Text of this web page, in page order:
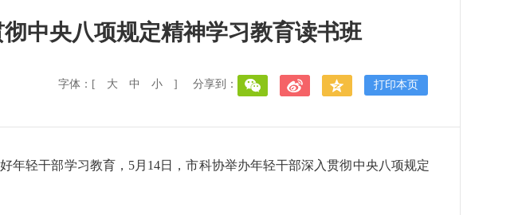
中央八项规定精神学习教育读书班
字体：[ 大 中 小 ] 分享到： 打印本页
轻干部学习教育，5月14日，市科协举办年轻干部深入贯彻中央八项规定